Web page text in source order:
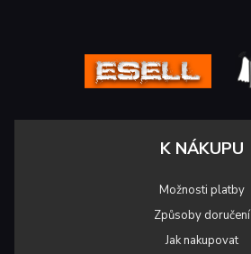
K NÁKUPU
Možnosti platby
Způsoby doručení
Jak nakupovat